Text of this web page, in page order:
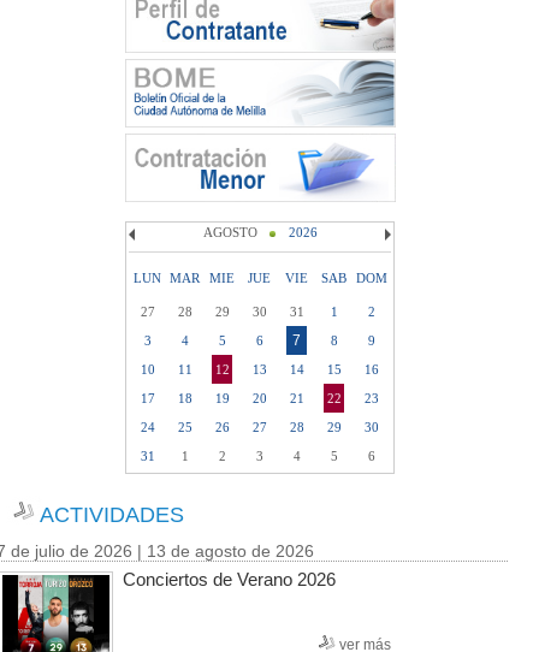
AGOSTO 2026
LUN MAR MIE JUE VIE SAB DOM
27 28 29 30 31 1
2
3
4 5 6 7 8
9
10
11 12 13 14 15
16
17
18 19 20 21 22
23
24
25 26 27 28 29
30
31
1 2 3 4 5 6
ACTIVIDADES
de julio de 2026 | 13 de agosto de 2026
Conciertos de Verano 2026
ver más